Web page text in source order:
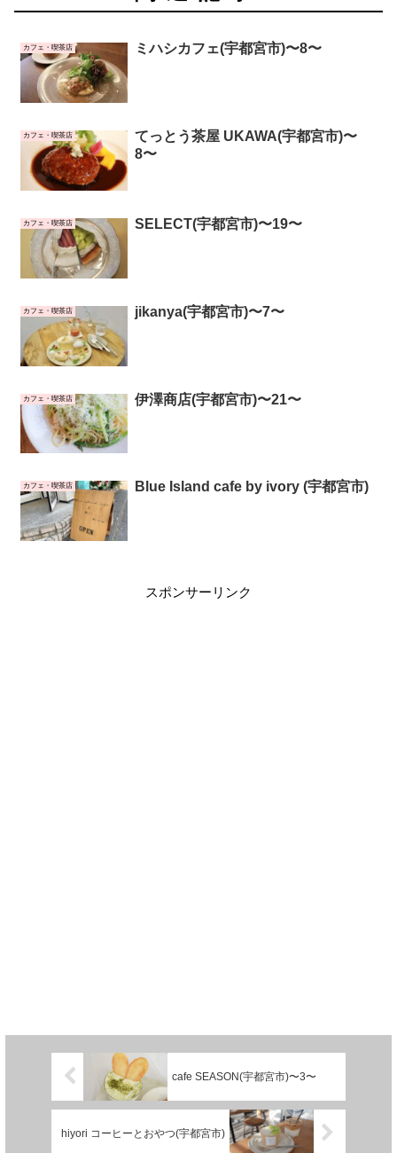
カフェ・喫茶店 ミハシカフェ(宇都宮市)〜8〜
カフェ・喫茶店
てっとう茶屋 UKAWA(宇都宮市)〜
8〜
カフェ・喫茶店 SELECT(宇都宮市)〜19〜
カフェ・喫茶店 jikanya(宇都宮市)〜7〜
カフェ・喫茶店 伊澤商店(宇都宮市)〜21〜
カフェ・喫茶店 Blue Island cafe by ivory (宇都宮市)
スポンサーリンク
cafe SEASON(宇都宮市)〜3〜
hiyori コーヒーとおやつ(宇都宮市)